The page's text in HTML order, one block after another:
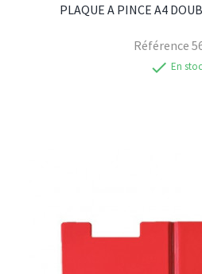
PLAQUE A PINCE A4
Référence
check En